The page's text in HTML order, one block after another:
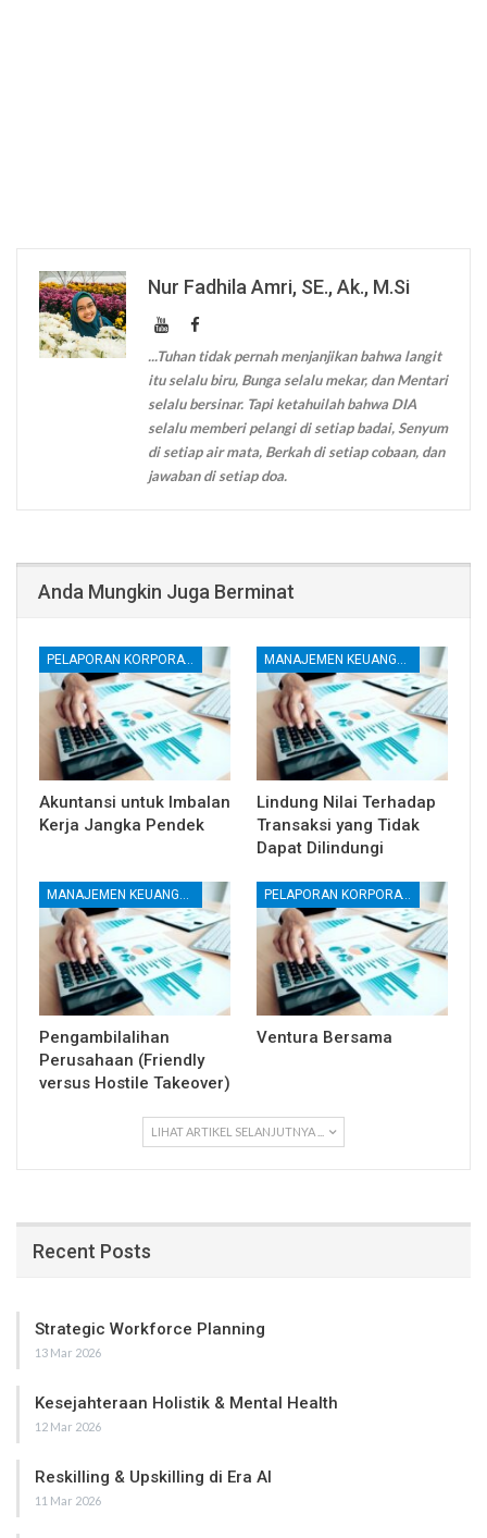
Nur Fadhila Amri, SE., Ak., M.Si
...Tuhan tidak pernah menjanjikan bahwa langit
itu selalu biru, Bunga selalu mekar, dan Mentari
selalu bersinar. Tapi ketahuilah bahwa DIA
selalu memberi pelangi di setiap badai, Senyum
di setiap air mata, Berkah di setiap cobaan, dan
jawaban di setiap doa.
Anda Mungkin Juga Berminat
PELAPORAN KORPORATE
Akuntansi untuk Imbalan
Kerja Jangka Pendek
MANAJEMEN KEUANGAN
Lindung Nilai Terhadap
Transaksi yang Tidak
Dapat Dilindungi
MANAJEMEN KEUANGAN
Pengambilalihan
Perusahaan (Friendly
versus Hostile Takeover)
PELAPORAN KORPORATE
Ventura Bersama
LIHAT ARTIKEL SELANJUTNYA ...
Recent Posts
Strategic Workforce Planning
13 Mar 2026
Kesejahteraan Holistik & Mental Health
12 Mar 2026
Reskilling & Upskilling di Era AI
11 Mar 2026